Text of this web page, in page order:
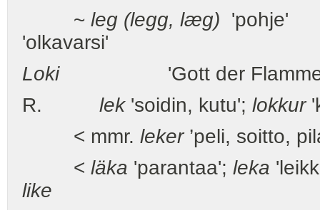
~ leg (legg, læg)
'olkavarsi'
Loki'Gott der Flamme'
R. lek'soidin, kutu'; lokkur
< mmr. leker’peli, soitto,
< läka 'parantaa'; leka
like